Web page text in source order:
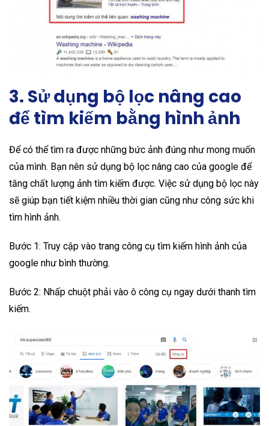
3. Sử dụng bộ lọc nâng cao
để tìm kiếm bằng hình ảnh
Để có thể tìm ra được những bức ảnh đúng như mong muốn
của mình. Bạn nên sử dụng bộ lọc nâng cao của google để
tăng chất lượng ảnh tìm kiếm được. Việc sử dụng bộ lọc này
sẽ giúp bạn tiết kiệm nhiều thời gian cũng như công sức khi
tìm hình ảnh.
Bước 1: Truy cập vào trang công cụ tìm kiếm hình ảnh của
google như bình thường.
Bước 2: Nhấp chuột phải vào ô công cụ ngay dưới thanh tìm
kiếm.